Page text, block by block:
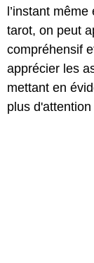
l’instant
tarot, on peut
compréhensif
apprécier les
mettant en
plus